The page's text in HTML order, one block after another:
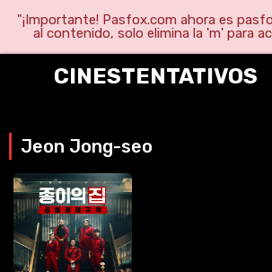
"¡Importante! Pasfox.com ahora es
al contenido, solo elimina la 'm' para
CINESTENTATIVOS
Jeon Jong-seo